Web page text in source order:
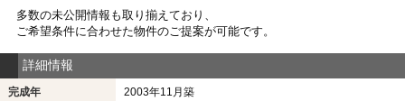
多数の未公開情報も取り揃えており、
ご希望条件に合わせた物件のご提案が可能です。
詳細情報
完成年 2003年11月築